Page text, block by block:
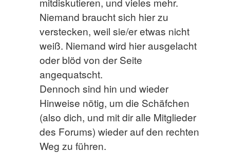
Niemand braucht sich hier zu
verstecken, weil sie/er etwas nicht
weiß. Niemand wird hier ausgelacht
oder blöd von der Seite
angequatscht.
Dennoch sind hin und wieder
Hinweise nötig, um die Schäfchen
(also dich, und mit dir alle Mitglieder
des Forums) wieder auf den rechten
Weg zu führen.